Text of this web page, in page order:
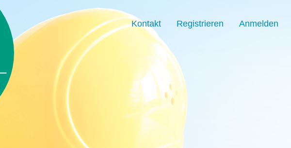
Kontakt Registrieren Anmelden